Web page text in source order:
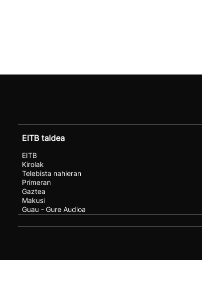
EITB taldea
EITB
Kirolak
Telebista nahieran
Primeran
Gaztea
Makusi
Guau - Gure Audioa